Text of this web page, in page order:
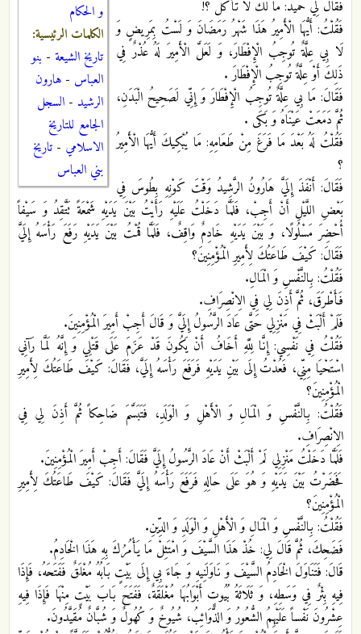
و الحكام
الكلمات الرئيسية:
تاريخ الشيعة - بنو
العباس - هارون
الرشيد - السجل
الجامع للتاريخ
الاسلامي - تاريخ
بني العباس
فَقَالَ لِي حُمَيْدٌ: مَا لَكَ لَا تَأْكُلُ ؟!
فَقُلْتُ: أَيُّهَا الْأَمِيرُ هَذَا شَهْرُ رَمَضَانَ وَ لَسْتُ بِمَرِيضٍ وَ
لَا بِي عِلَّةٌ تُوجِبُ‏ الْإِفْطَارَ، وَ لَعَلَّ الْأَمِيرَ لَهُ عُذْرٌ فِي
ذَلِكَ أَوْ عِلَّةٌ تُوجِبُ الْإِفْطَارَ .
فَقَالَ: مَا بِي عِلَّةٌ تُوجِبُ الْإِفْطَارَ وَ إِنِّي لَصَحِيحُ الْبَدَنِ،
ثُمَّ دَمَعَتْ عَيْنَاهُ وَ بَكَى .
فَقُلْتُ لَهُ بَعْدَ مَا فَرَغَ مِنْ طَعَامِهِ: مَا يُبْكِيكَ أَيُّهَا الْأَمِيرُ
؟
فَقَالَ: أَنْفَذَ إِلَيَّ هَارُونُ الرَّشِيدُ وَقْتَ كَوْنِهِ بِطُوسَ فِي
بَعْضِ اللَّيْلِ أَنْ أَجِبْ، فَلَمَّا دَخَلْتُ عَلَيْهِ رَأَيْتُ بَيْنَ يَدَيْهِ شَمْعَةً تَتَّقِدُ وَ سَيْفاً
أُحْضِرَ مَسْلُولًا، وَ بَيْنَ يَدَيْهِ خَادِمٌ وَاقِفٌ، فَلَمَّا قُمْتُ بَيْنَ يَدَيْهِ رَفَعَ رَأْسَهُ إِلَيَّ
فَقَالَ: كَيْفَ طَاعَتُكَ لِأَمِيرِ الْمُؤْمِنِينَ؟
فَقُلْتُ: بِالنَّفْسِ وَ الْمَالِ.
فَأَطْرَقَ، ثُمَّ أَذِنَ لِي فِي الِانْصِرَافِ.
فَلَمْ أَلْبَثْ فِي مَنْزِلِي حَتَّى عَادَ الرَّسُولُ إِلَيَّ وَ قَالَ أَجِبْ أَمِيرَ الْمُؤْمِنِينَ.
فَقُلْتُ فِي نَفْسِي:‏ إِنَّا لِلَّهِ‏ أَخَافُ أَنْ يَكُونَ قَدْ عَزَمَ عَلَى قَتْلِي وَ إِنَّهُ لَمَّا رَآنِي
اسْتَحْيَا مِنِّي، فَعُدْتُ إِلَى بَيْنِ يَدَيْهِ فَرَفَعَ رَأْسَهُ إِلَيَّ، فَقَالَ: كَيْفَ طَاعَتُكَ لِأَمِيرِ
الْمُؤْمِنِينَ؟
فَقُلْتُ: بِالنَّفْسِ وَ الْمَالِ وَ الْأَهْلِ وَ الْوَلَدِ، فَتَبَسَّمَ ضَاحِكاً ثُمَّ أَذِنَ لِي فِي
الِانْصِرَافِ.
فَلَمَّا دَخَلْتُ مَنْزِلِي لَمْ أَلْبَثْ أَنْ عَادَ الرَّسُولُ إِلَيَّ فَقَالَ: أَجِبْ أَمِيرَ الْمُؤْمِنِينَ.
فَحَضَرْتُ بَيْنَ يَدَيْهِ وَ هُوَ عَلَى حَالِهِ فَرَفَعَ رَأْسَهُ إِلَيَّ فَقَالَ: كَيْفَ طَاعَتُكَ لِأَمِيرِ
الْمُؤْمِنِينَ؟
فَقُلْتُ: بِالنَّفْسِ وَ الْمَالِ وَ الْأَهْلِ وَ الْوَلَدِ وَ الدِّينِ.
فَضَحِكَ، ثُمَّ قَالَ لِي: خُذْ هَذَا السَّيْفَ وَ امْتَثِلْ مَا يَأْمُرُكَ بِهِ هَذَا الْخَادِمُ.
قَالَ: فَتَنَاوَلَ الْخَادِمُ السَّيْفَ وَ نَاوَلَنِيهِ وَ جَاءَ بِي إِلَى بَيْتٍ بَابُهُ مُغْلَقٌ فَفَتَحَهُ، فَإِذَا
فِيهِ بِئْرٌ فِي وَسَطِهِ، وَ ثَلَاثَةُ بُيُوتٍ أَبْوَابُهَا مُغْلَقَةٌ، فَفَتَحَ بَابَ بَيْتٍ مِنْهَا فَإِذَا فِيهِ
عِشْرُونَ نَفْساً عَلَيْهِمُ الشُّعُورُ وَ الذَّوَائِبُ، شُيُوخٌ وَ كُهُولٌ وَ شُبَّانٌ مُقَيَّدُونَ.